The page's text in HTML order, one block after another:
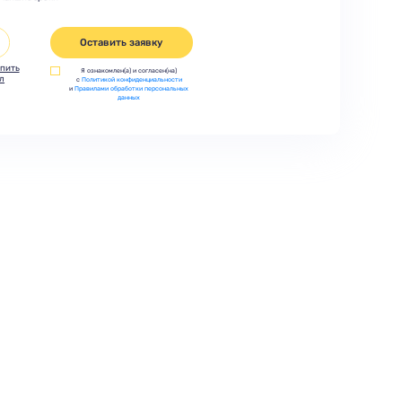
Оставить заявку
Я ознакомлен(а) и согласен(на)
с Политикой конфиденциальности
иПравилами обработки персональных
данных